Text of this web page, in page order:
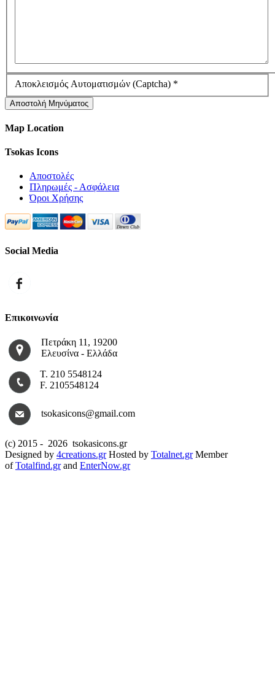
Αποκλεισμός Αυτοματισμών (Captcha) *
Αποστολή Μηνύματος
Map Location
Tsokas Icons
Αποστολές
Πληρωμές - Ασφάλεια
Όροι Χρήσης
Social Media
Επικοινωνία
Πετράκη 11, 19200
Ελευσίνα - Ελλάδα
Τ. 210 5548124
F. 2105548124
tsokasicons@gmail.com
(c) 2015 - 2026 tsokasicons.gr
Designed by 4creations.grHosted by Totalnet.grMember
ofTotalfind.grand EnterNow.gr